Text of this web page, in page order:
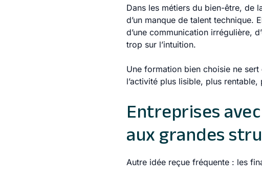
Dans les métiers du bien-être, de
d’un manque de talent technique.
d’une communication irrégulière,
trop sur l’intuition.
Une formation bien choisie ne
l’activité plus lisible, plus
Entreprises avec
aux grandes
Autre idée reçue fréquente : les